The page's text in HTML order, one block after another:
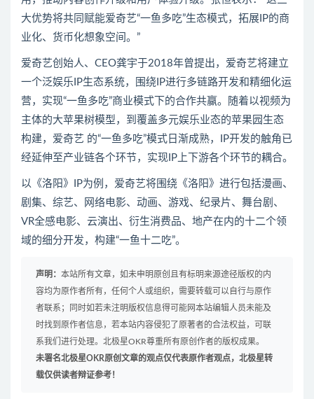
大优势将共同赋能爱奇艺“一鱼多吃”生态模式，拓展IP的商
业化、货币化想象空间。”
爱奇艺创始人、CEO龚宇于2018年曾提出，爱奇艺将建立
一个泛娱乐IP生态系统，围绕IP进行多链路开发和精细化运
营，实现“一鱼多吃”商业模式下的合作共赢。随着以视频为
主体的大苹果树模型，到覆盖多元娱乐业态的苹果园生态
构建，爱奇艺 的“一鱼多吃”模式日渐成熟，IP开发的触角已
经延伸至产业链各个环节，实现IP上下游各个环节的耦合。
以《洛阳》IP为例，爱奇艺将围绕《洛阳》进行包括漫画、
剧集、综艺、网络电影、动画、游戏、纪录片、舞台剧、
VR全感电影、云演出、衍生消费品、地产在内的十二个领
域的细分开发，构建“一鱼十二吃”。
声明： 本站所有文章，如未申明原创且有标明来源途径版权的内
容均为原作者所有，任何个人或组织，需要转载可以自行与原作
者联系；同时如若未注明版权信息得可能网本站编辑人员未能及
时找到原作者信息，若本站内容侵犯了原著者的合法权益，可联
系我们进行处理。北极星OKR尊重所有原创作者的版权成果。
未署名北极星OKR原创文章的观点仅代表原作者观点，北极星转
载仅供读者辩证参考！